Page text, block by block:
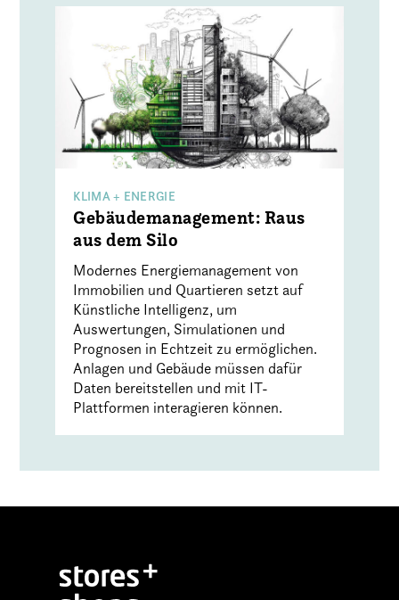
KLIMA + ENERGIE
Gebäudemanagement: Raus
aus dem Silo
Modernes Energiemanagement von
Immobilien und Quartieren setzt auf
Künstliche Intelligenz, um
Auswertungen, Simulationen und
Prognosen in Echtzeit zu ermöglichen.
Anlagen und Gebäude müssen dafür
Daten bereitstellen und mit IT-
Plattformen interagieren können.